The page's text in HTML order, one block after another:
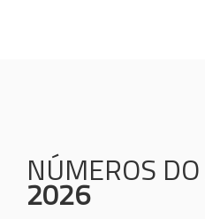
NÚMEROS DO
2026